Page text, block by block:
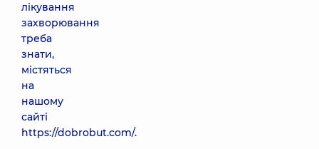
лікування
захворювання
треба
знати,
містяться
на
нашому
сайті
https://dobrobut.com/.